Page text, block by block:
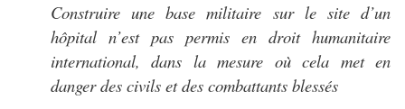
Construire une base militaire sur le site d’un
hôpital n’est pas permis en droit humanitaire
international, dans la mesure où cela met en
danger des civils et des combattants blessés